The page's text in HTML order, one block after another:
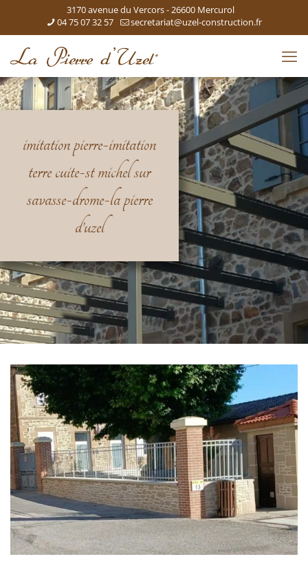
3170 avenue du Vercors - 26600 Mercurol
04 75 07 32 57
secretariat@uzel-construction.fr
imitation pierre-imitation
terre cuite-st michel sur
savasse-drome-la pierre
d’uzel